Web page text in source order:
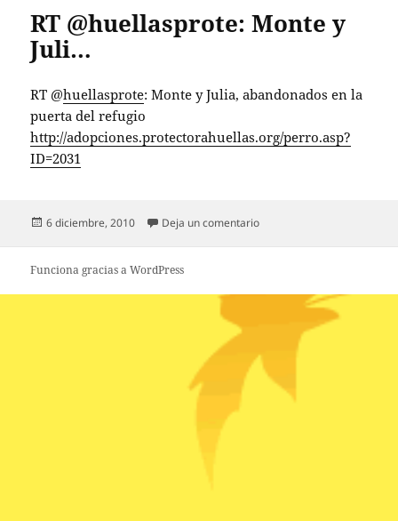
RT @huellasprote: Monte y
Juli…
RT @huellasprote: Monte y Julia, abandonados en la
puerta del refugio
http://adopciones.protectorahuellas.org/perro.asp?
ID=2031
Publicado
6 diciembre, 2010 Deja un comentarioen RT @huellasprote:
Funciona gracias a WordPress